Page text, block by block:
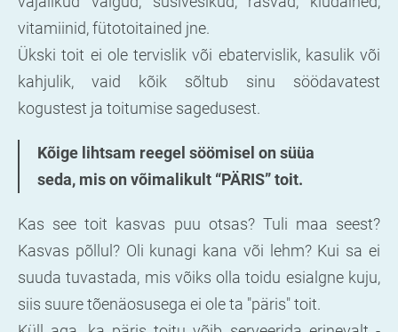
vitamiinid, fütotoitained jne.
Ükski toit ei ole tervislik või ebatervislik, kasulik või
kahjulik, vaid kõik sõltub sinu söödavatest
kogustest ja toitumise sagedusest.
Kõige lihtsam reegel söömisel on süüa
seda, mis on võimalikult “PÄRIS” toit.
Kas see toit kasvas puu otsas? Tuli maa seest?
Kasvas põllul? Oli kunagi kana või lehm? Kui sa ei
suuda tuvastada, mis võiks olla toidu esialgne kuju,
siis suure tõenäosusega ei ole ta "päris" toit.